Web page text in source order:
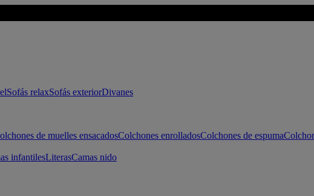
Sofás relaxSofás exteriorDivanes
de muelles ensacadosColchones enrolladosColchones de espuma
infantilesLiterasCamas nido